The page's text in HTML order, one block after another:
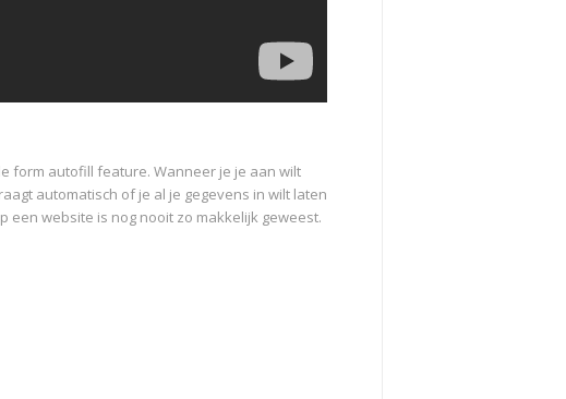
form autofill feature. Wanneer je je aan wilt
automatisch of je al je gegevens in wilt laten
een website is nog nooit zo makkelijk geweest.